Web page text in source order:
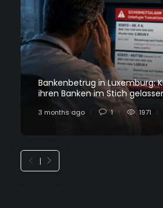
Bankenbetrug in Luxemburg:
ihren Banken im Stich
3 months ago 1 1971